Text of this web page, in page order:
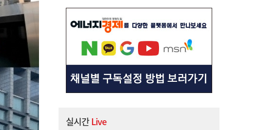
실시간Live
18:35
라인야후 날개 단 카카오게임즈…“기본부터
17:54
“한은도 금 산다”…4000달러 지킨 국제금값,
바닥 다졌나 [머니+]